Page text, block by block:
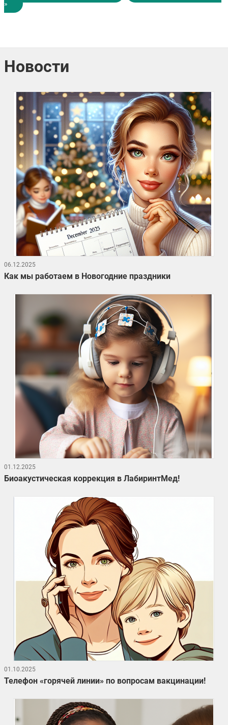
»
Новости
06.12.2025
Как мы работаем в Новогодние праздники
01.12.2025
Биоакустическая коррекция в ЛабиринтМед!
01.10.2025
Телефон «горячей линии» по вопросам вакцинации!